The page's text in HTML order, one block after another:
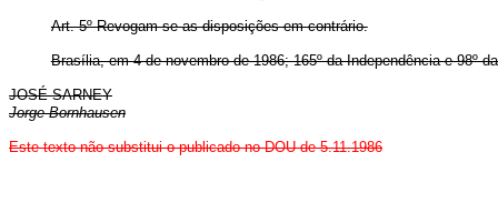
Art. 5º Revogam-se as disposições em contrário.
Brasília, em 4 de novembro de 1986; 165º da Independência e 98º
JOSÉ SARNEY
Jorge Bornhausen
Este texto não substitui o publicado no DOU de 5.11.1986